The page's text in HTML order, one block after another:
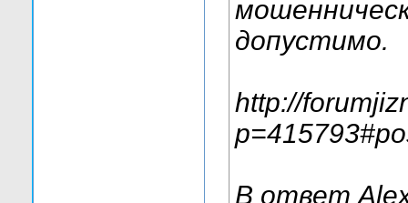
допустимо.
http://
В ответ